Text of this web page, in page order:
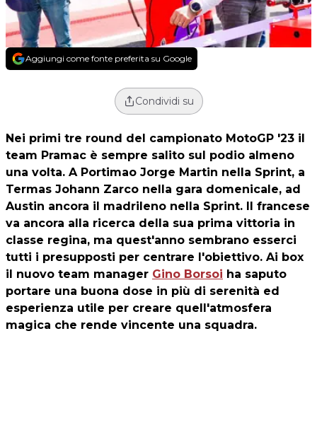
Aggiungi come fonte preferita su Google
Condividi su
Nei primi tre round del campionato MotoGP '23 il
team Pramac è sempre salito sul podio almeno
una volta. A Portimao Jorge Martin nella Sprint, a
Termas Johann Zarco nella gara domenicale, ad
Austin ancora il madrileno nella Sprint. Il francese
va ancora alla ricerca della sua prima vittoria in
classe regina, ma quest'anno sembrano esserci
tutti i presupposti per centrare l'obiettivo. Ai box
il nuovo team manager Gino Borsoi ha saputo
portare una buona dose in più di serenità ed
esperienza utile per creare quell'atmosfera
magica che rende vincente una squadra.